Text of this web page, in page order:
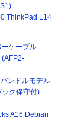
ThinkPad L14
ケーブル
(AFP2-
ンドルモデル
ク保守付)
A16 Debian